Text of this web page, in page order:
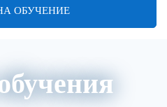
ОБУЧЕНИЕ